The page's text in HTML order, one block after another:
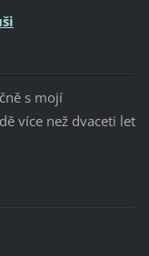
s mojí
více než dvaceti let